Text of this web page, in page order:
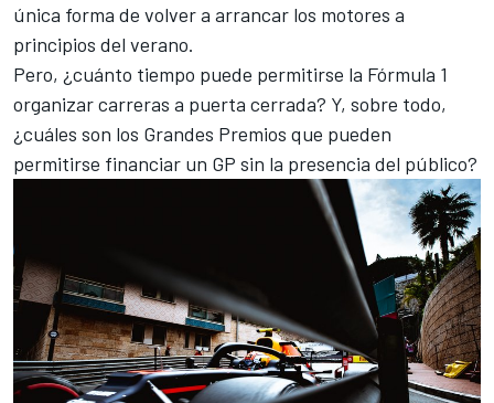
única forma de volver a arrancar los motores a
principios del verano.
Pero, ¿cuánto tiempo puede permitirse la Fórmula 1
organizar carreras a puerta cerrada? Y, sobre todo,
¿cuáles son los Grandes Premios que pueden
permitirse financiar un GP sin la presencia del público?